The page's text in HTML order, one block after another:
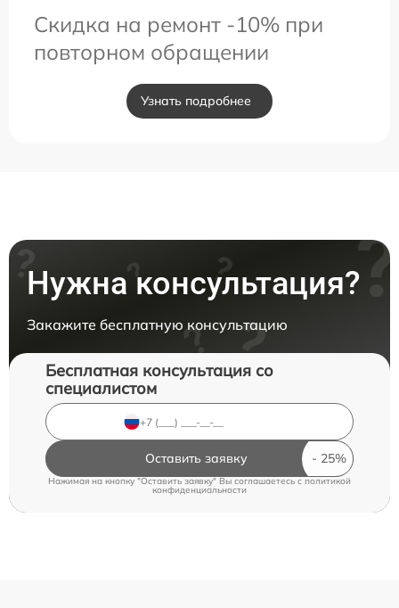
Скидка на ремонт -10% при
повторном обращении
Узнать подробнее
Нужна консультация?
Закажите бесплатную консультацию
Бесплатная консультация со
специалистом
Оставить заявку
Нажимая на кнопку "Оставить заявку" Вы соглашаетесь c политикой
конфиденциальности